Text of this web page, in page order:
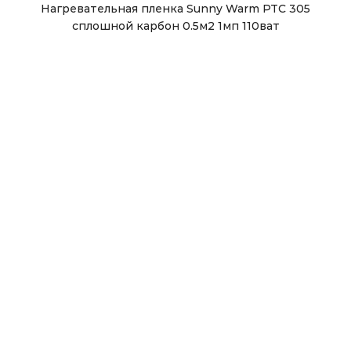
Нагревательная пленка Sunny Warm PTC 305
сплошной карбон 0.5м2 1мп 110ват